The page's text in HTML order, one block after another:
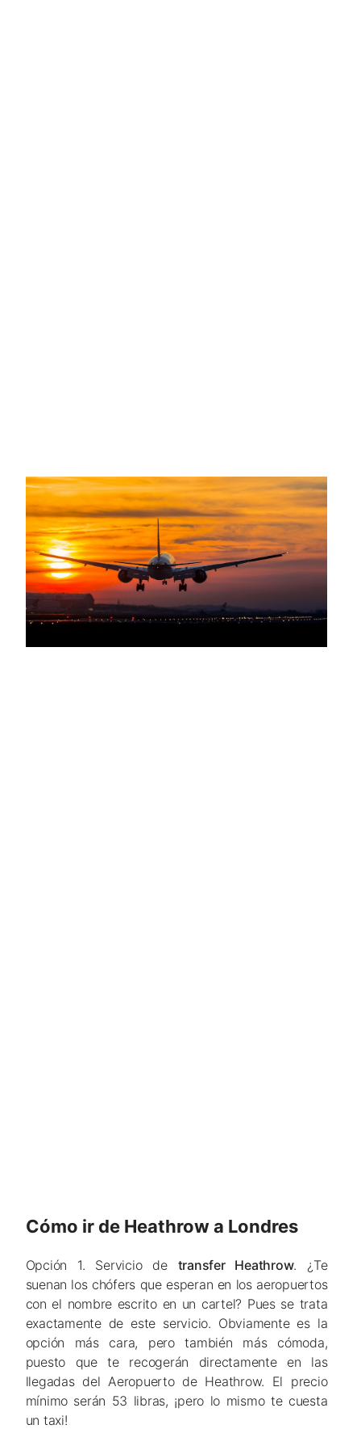
Cómo ir de Heathrow a Londres
Opción 1. Servicio de transfer Heathrow. ¿Te
suenan los chófers que esperan en los aeropuertos
con el nombre escrito en un cartel? Pues se trata
exactamente de este servicio. Obviamente es la
opción más cara, pero también más cómoda,
puesto que te recogerán directamente en las
llegadas del Aeropuerto de Heathrow. El precio
mínimo serán 53 libras, ¡pero lo mismo te cuesta
un taxi!